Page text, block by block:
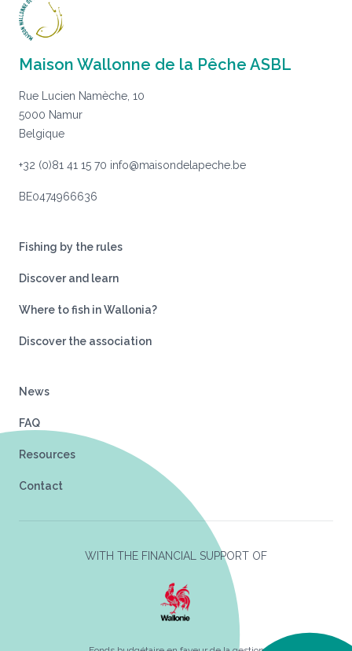
Maison Wallonne de la Pêche ASBL
Rue Lucien Namèche, 10
5000 Namur
Belgique
+32 (0)81 41 15 70 info@maisondelapeche.be
BE0474966636
Fishing by the rules
Discover and learn
Where to fish in Wallonia?
Discover the association
News
FAQ
Resources
Contact
WITH THE FINANCIAL SUPPORT OF